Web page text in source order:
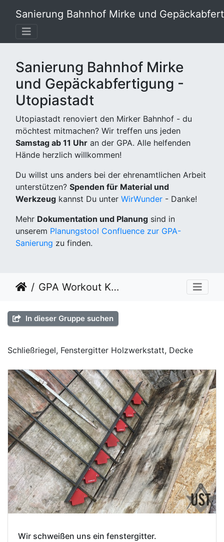
Sanierung Bahnhof Mirke und
Sanierung Bahnhof Mirke
und Gepäckabfertigung -
Utopiastadt
Utopiastadt renoviert den Mirker Bahnhof - du
möchtest mitmachen? Wir treffen uns jeden
Samstag ab 11 Uhr an der GPA. Alle helfenden
Hände herzlich willkommen!
Du willst uns anders bei der ehrenamtlichen Arbeit
unterstützen? Spenden für Material und
Werkzeug kannst Du unter WirWunder - Danke!
Mehr Dokumentation und Planung sind in
unserem Planungstool Confluence zur GPA-
Sanierung zu finden.
GPA Workout KW 35
In dieser Gruppe suchen
Schließriegel, Fenstergitter Holzwerkstatt, Decke
Wir schweißen uns ein fenstergitter.